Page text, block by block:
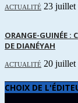
ACTUALITÉ 23 juillet
ORANGE-GUINÉE :
DE DIANÉYAH
ACTUALITÉ 20 juillet
CHOIX DE